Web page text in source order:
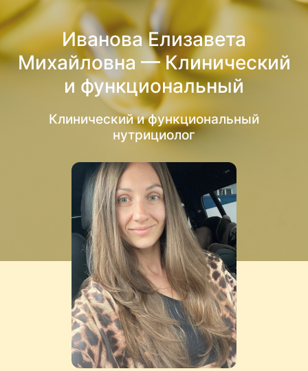
Иванова Елизавета
Михайловна — Клинический
и функциональный
нутрициолог
Клинический и функциональный
нутрициолог